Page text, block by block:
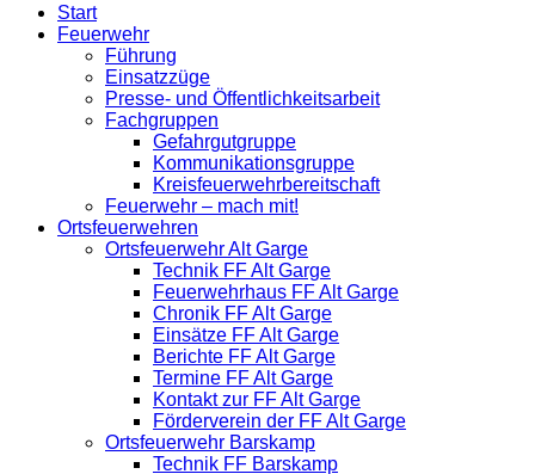
Start
Feuerwehr
Führung
Einsatzzüge
Presse- und Öffentlichkeitsarbeit
Fachgruppen
Gefahrgutgruppe
Kommunikationsgruppe
Kreisfeuerwehrbereitschaft
Feuerwehr – mach mit!
Ortsfeuerwehren
Ortsfeuerwehr Alt Garge
Technik FF Alt Garge
Feuerwehrhaus FF Alt Garge
Chronik FF Alt Garge
Einsätze FF Alt Garge
Berichte FF Alt Garge
Termine FF Alt Garge
Kontakt zur FF Alt Garge
Förderverein der FF Alt Garge
Ortsfeuerwehr Barskamp
Technik FF Barskamp